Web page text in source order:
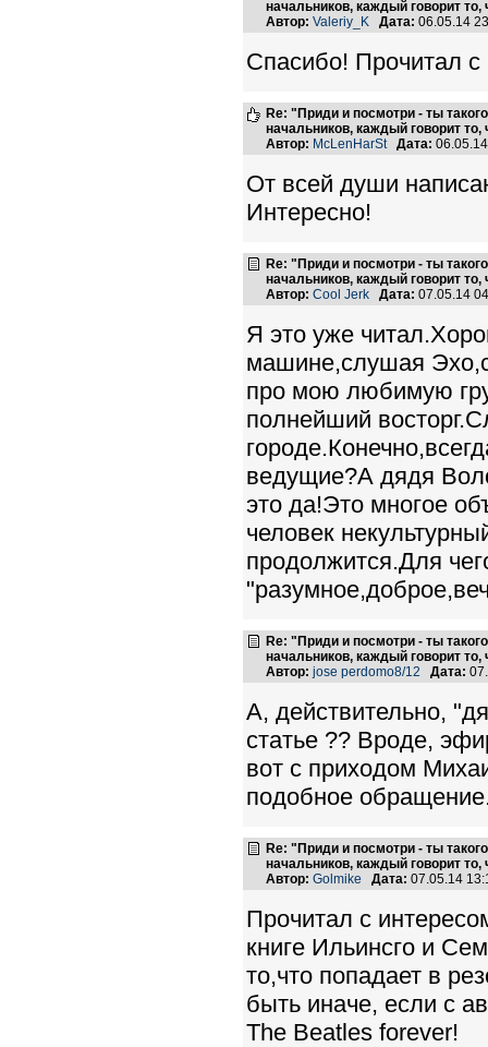
начальников, каждый говорит то,
Автор: Valeriy_K Дата: 06.05.14
Спасибо! Прочитал
Re: "Приди и посмотри - ты
начальников, каждый говорит то,
Автор: McLenHarSt Дата:
От всей души
Интересно!
Re: "Приди и посмотри - ты
начальников, каждый говорит то,
Автор: Cool Jerk Дата: 07.05.14
Я это уже
машине,слушая
про мою любимую
полнейший
ведущие?А дядя
это да!Это многое
человек
продолжится.Для
Re: "Приди и посмотри - ты
начальников, каждый говорит то,
Автор: jose perdomo8/12 Дата:
А, действительно,
статье ?? Вроде,
вот с приходом
подобное
Re: "Приди и посмотри - ты
начальников, каждый говорит то,
Автор: Golmike Дата: 07.05.14
Прочитал с
книге Ильинсго и
то,что попадает в
быть иначе, если с
The Beatles forever!